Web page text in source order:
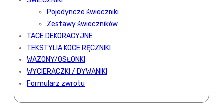
Pojedyncze świeczniki
Zestawy świeczników
TACE DEKORACYJNE
TEKSTYLIA KOCE RĘCZNIKI
WAZONY/OSŁONKI
WYCIERACZKI / DYWANIKI
Formularz zwrotu